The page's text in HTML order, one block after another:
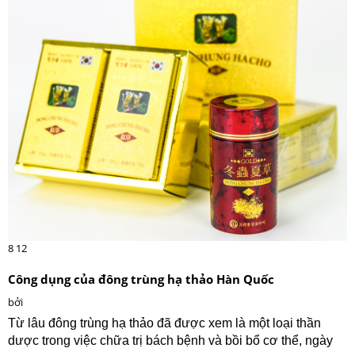
8 12
Công dụng của đông trùng hạ thảo Hàn Quốc
bởi
Từ lâu đông trùng hạ thảo đã được xem là một loại thần
dược trong việc chữa trị bách bệnh và bồi bổ cơ thể, ngày